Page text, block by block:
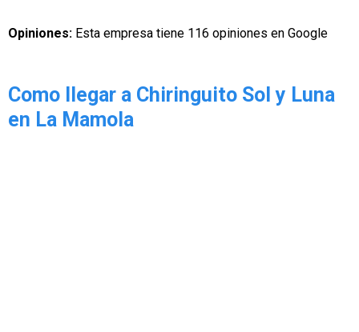
Opiniones: Esta empresa tiene 116 opiniones en Google
Como llegar a Chiringuito Sol y Luna
en La Mamola